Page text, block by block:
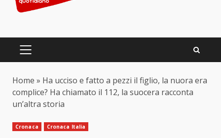
PRIMARY
Home » Ha ucciso e fatto a pezzi il figlio, la nuora era
complice? Ha chiamato il 112, la suocera racconta
un’altra storia
Cronaca Cronaca Italia